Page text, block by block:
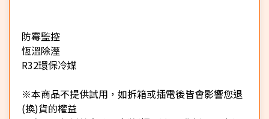
防霉監控
恆溫除溼
R32環保冷媒
※本商品不提供試用，如拆箱或插電後皆會影響您退
(換)貨的權益